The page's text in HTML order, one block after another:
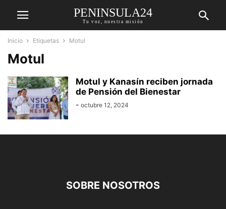
PENINSULA24
Tu voz, nuestra misión
Inicio Etiquetas Motul
Motul
Motul y Kanasín reciben jornada
de Pensión del Bienestar
- octubre 12, 2024
SOBRE NOSOTROS